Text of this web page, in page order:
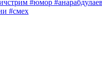
#юмор #анарабдулаев
#смех